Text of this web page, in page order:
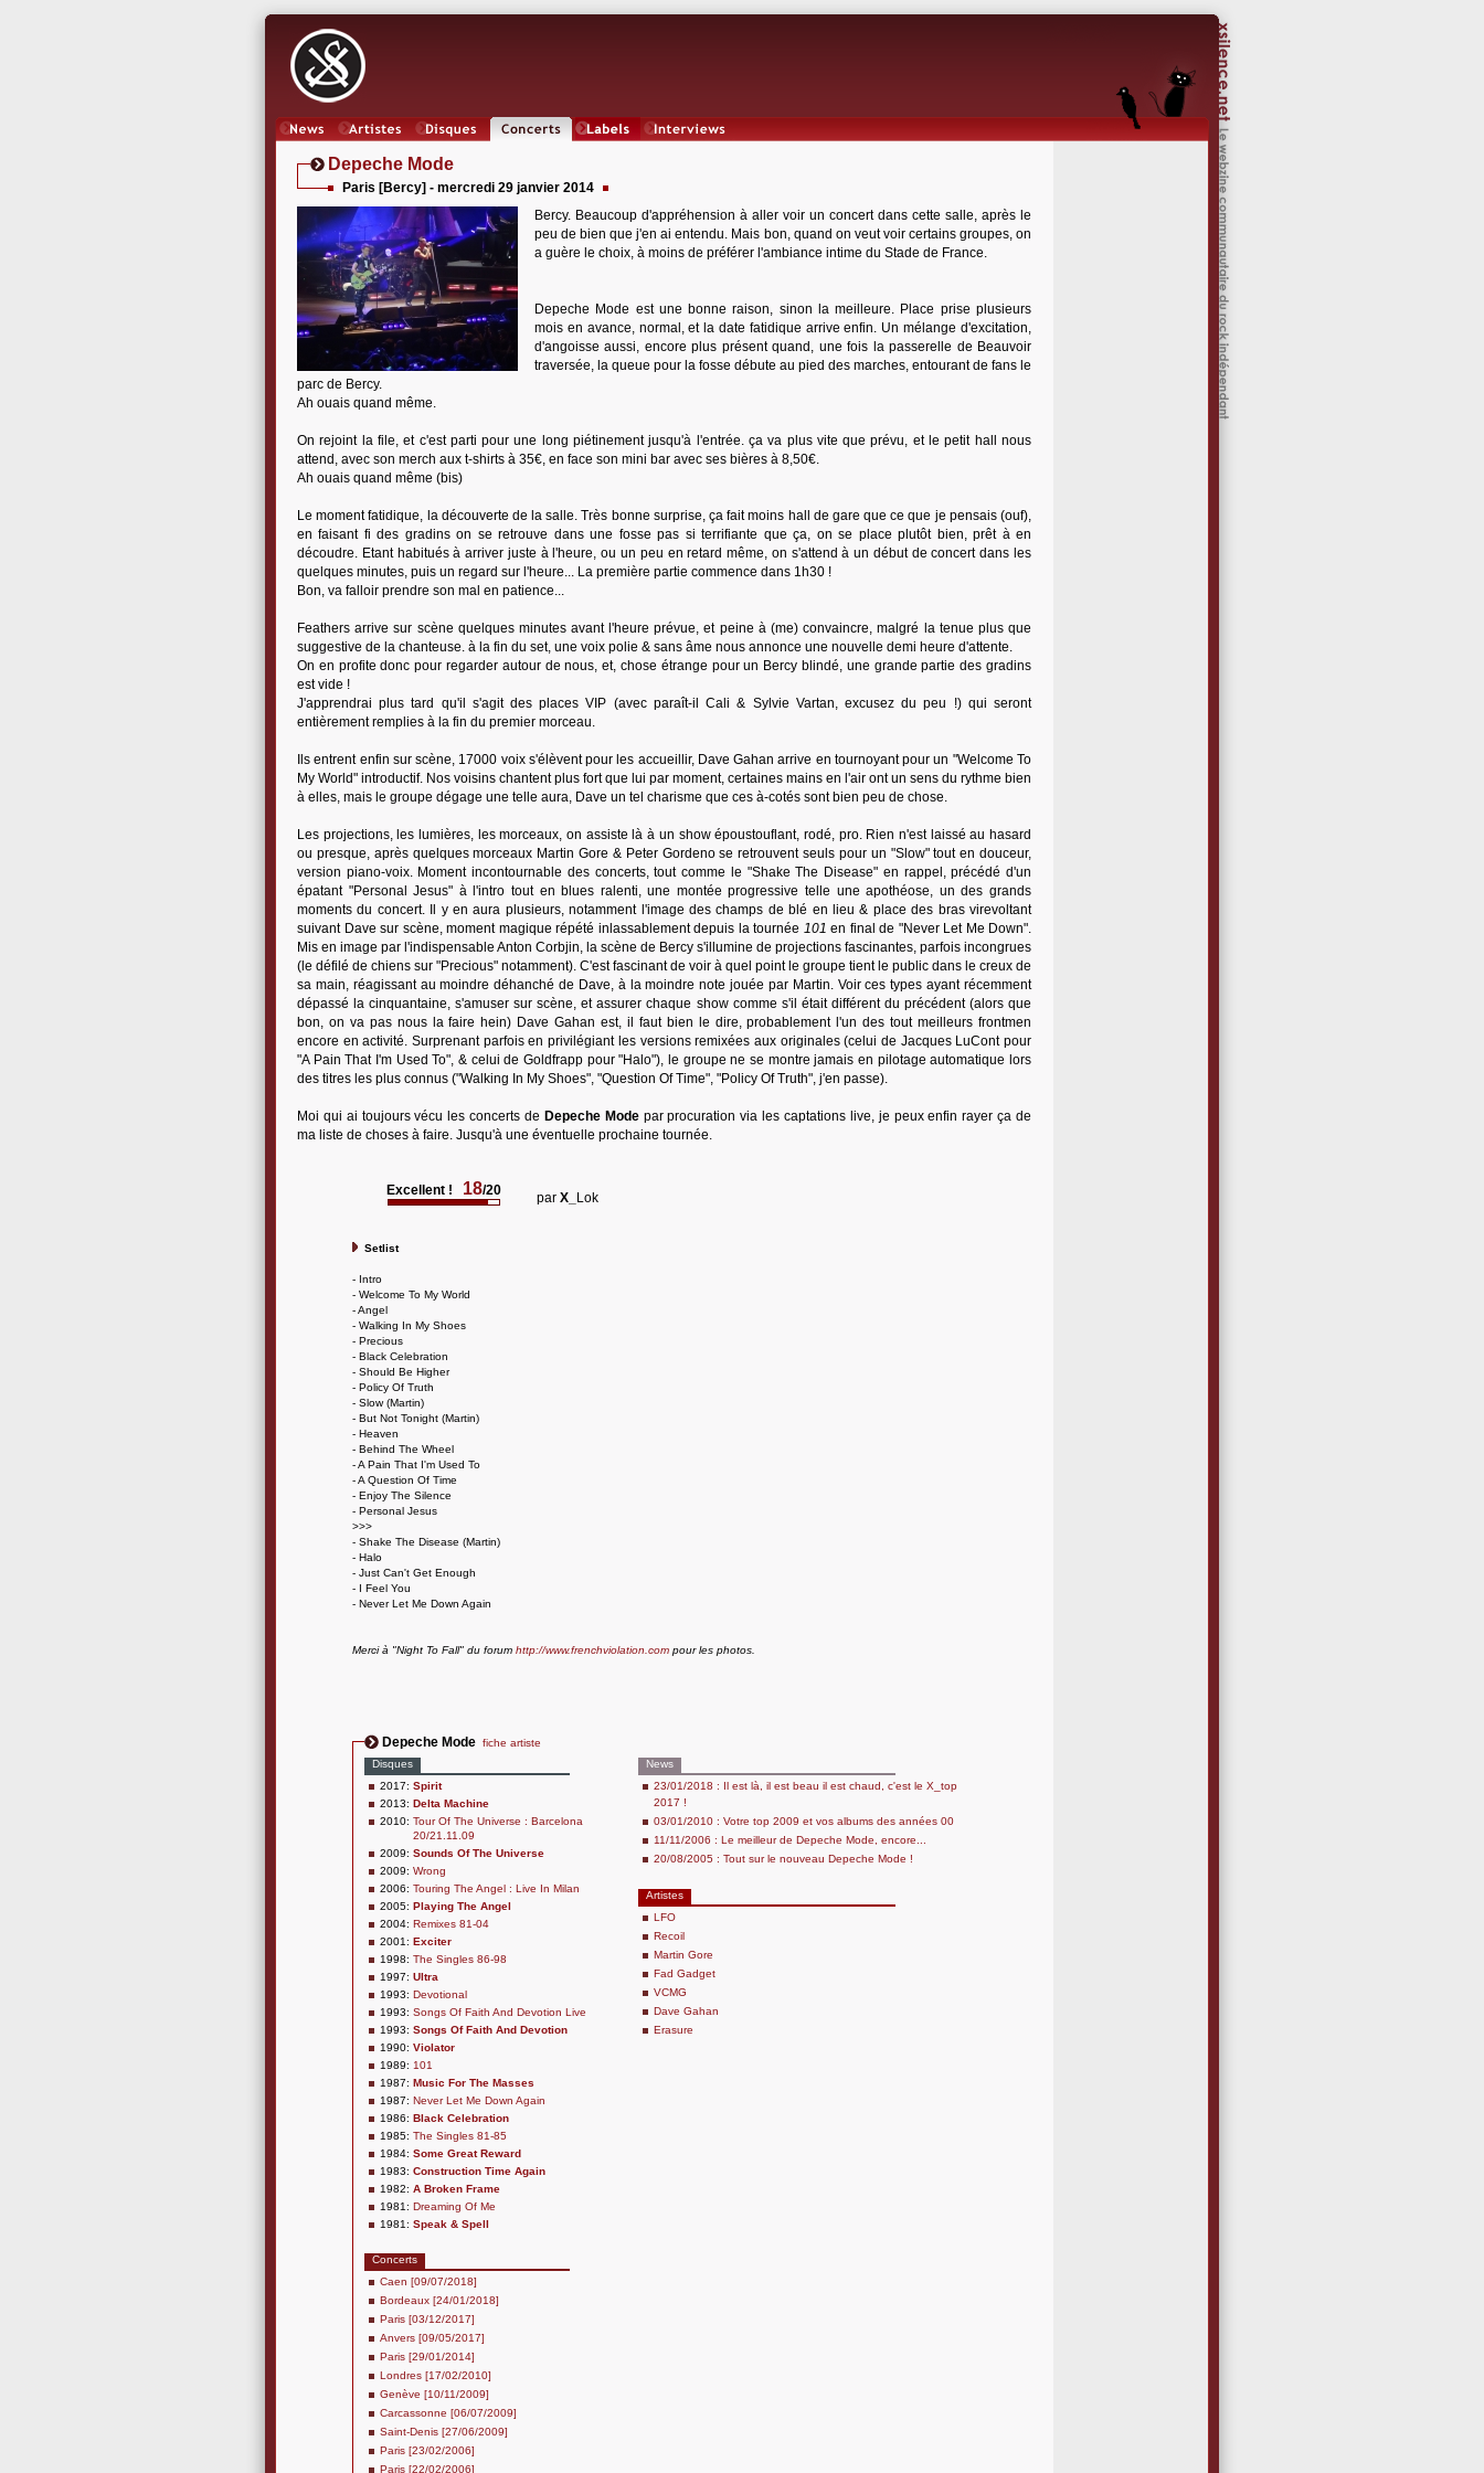
Depeche Mode
Paris [Bercy] - mercredi 29 janvier 2014
Bercy. Beaucoup d'appréhension à aller voir un concert dans cette salle, après le
peu de bien que j'en ai entendu. Mais bon, quand on veut voir certains groupes, on
a guère le choix, à moins de préférer l'ambiance intime du Stade de France.
Depeche Mode est une bonne raison, sinon la meilleure. Place prise plusieurs
mois en avance, normal, et la date fatidique arrive enfin. Un mélange d'excitation,
d'angoisse aussi, encore plus présent quand, une fois la passerelle de Beauvoir
traversée, la queue pour la fosse débute au pied des marches, entourant de fans le
parc de Bercy.
Ah ouais quand même.
On rejoint la file, et c'est parti pour une long piétinement jusqu'à l'entrée. ça va plus vite que prévu, et le petit hall nous
attend, avec son merch aux t-shirts à 35€, en face son mini bar avec ses bières à 8,50€.
Ah ouais quand même (bis)
Le moment fatidique, la découverte de la salle. Très bonne surprise, ça fait moins hall de gare que ce que je pensais (ouf),
en faisant fi des gradins on se retrouve dans une fosse pas si terrifiante que ça, on se place plutôt bien, prêt à en
découdre. Etant habitués à arriver juste à l'heure, ou un peu en retard même, on s'attend à un début de concert dans les
quelques minutes, puis un regard sur l'heure... La première partie commence dans 1h30 !
Bon, va falloir prendre son mal en patience...
Feathers arrive sur scène quelques minutes avant l'heure prévue, et peine à (me) convaincre, malgré la tenue plus que
suggestive de la chanteuse. à la fin du set, une voix polie & sans âme nous annonce une nouvelle demi heure d'attente.
On en profite donc pour regarder autour de nous, et, chose étrange pour un Bercy blindé, une grande partie des gradins
est vide !
J'apprendrai plus tard qu'il s'agit des places VIP (avec paraît-il Cali & Sylvie Vartan, excusez du peu !) qui seront
entièrement remplies à la fin du premier morceau.
Ils entrent enfin sur scène, 17000 voix s'élèvent pour les accueillir, Dave Gahan arrive en tournoyant pour un "Welcome To
My World" introductif. Nos voisins chantent plus fort que lui par moment, certaines mains en l'air ont un sens du rythme bien
à elles, mais le groupe dégage une telle aura, Dave un tel charisme que ces à-cotés sont bien peu de chose.
Les projections, les lumières, les morceaux, on assiste là à un show époustouflant, rodé, pro. Rien n'est laissé au hasard
ou presque, après quelques morceaux Martin Gore & Peter Gordeno se retrouvent seuls pour un "Slow" tout en douceur,
version piano-voix. Moment incontournable des concerts, tout comme le "Shake The Disease" en rappel, précédé d'un
épatant "Personal Jesus" à l'intro tout en blues ralenti, une montée progressive telle une apothéose, un des grands
moments du concert. Il y en aura plusieurs, notamment l'image des champs de blé en lieu & place des bras virevoltant
suivant Dave sur scène, moment magique répété inlassablement depuis la tournée 101 en final de "Never Let Me Down".
Mis en image par l'indispensable Anton Corbjin, la scène de Bercy s'illumine de projections fascinantes, parfois incongrues
(le défilé de chiens sur "Precious" notamment). C'est fascinant de voir à quel point le groupe tient le public dans le creux de
sa main, réagissant au moindre déhanché de Dave, à la moindre note jouée par Martin. Voir ces types ayant récemment
dépassé la cinquantaine, s'amuser sur scène, et assurer chaque show comme s'il était différent du précédent (alors que
bon, on va pas nous la faire hein) Dave Gahan est, il faut bien le dire, probablement l'un des tout meilleurs frontmen
encore en activité. Surprenant parfois en privilégiant les versions remixées aux originales (celui de Jacques LuCont pour
"A Pain That I'm Used To", & celui de Goldfrapp pour "Halo"), le groupe ne se montre jamais en pilotage automatique lors
des titres les plus connus ("Walking In My Shoes", "Question Of Time", "Policy Of Truth", j'en passe).
Moi qui ai toujours vécu les concerts de Depeche Modepar procuration via les captations live, je peux enfin rayer ça de
ma liste de choses à faire. Jusqu'à une éventuelle prochaine tournée.
Excellent ! 18/20 par X_ Lok
Setlist
- Intro
- Welcome To My World
- Angel
- Walking In My Shoes
- Precious
- Black Celebration
- Should Be Higher
- Policy Of Truth
- Slow (Martin)
- But Not Tonight (Martin)
- Heaven
- Behind The Wheel
- A Pain That I'm Used To
- A Question Of Time
- Enjoy The Silence
- Personal Jesus
>>>
- Shake The Disease (Martin)
- Halo
- Just Can't Get Enough
- I Feel You
- Never Let Me Down Again
Merci à "Night To Fall" du forum http://www.frenchviolation.com pour les photos.
Depeche Mode fiche artiste
Disques
2017: Spirit
2013: Delta Machine
2010: Tour Of The Universe : Barcelona
20/21.11.09
2009: Sounds Of The Universe
2009: Wrong
2006: Touring The Angel : Live In Milan
2005: Playing The Angel
2004: Remixes 81-04
2001: Exciter
1998: The Singles 86-98
1997: Ultra
1993: Devotional
1993: Songs Of Faith And Devotion Live
1993: Songs Of Faith And Devotion
1990: Violator
1989: 101
1987: Music For The Masses
1987: Never Let Me Down Again
1986: Black Celebration
1985: The Singles 81-85
1984: Some Great Reward
1983: Construction Time Again
1982: A Broken Frame
1981: Dreaming Of Me
1981: Speak & Spell
Concerts
Caen [09/07/2018]
Bordeaux [24/01/2018]
Paris [03/12/2017]
Anvers [09/05/2017]
Paris [29/01/2014]
Londres [17/02/2010]
Genève [10/11/2009]
Carcassonne [06/07/2009]
Saint-Denis [27/06/2009]
Paris [23/02/2006]
Paris [22/02/2006]
News
23/01/2018 : Il est là, il est beau il est chaud, c'est le X_top
2017 !
03/01/2010 : Votre top 2009 et vos albums des années 00
11/11/2006 : Le meilleur de Depeche Mode, encore...
20/08/2005 : Tout sur le nouveau Depeche Mode !
Artistes
LFO
Recoil
Martin Gore
Fad Gadget
VCMG
Dave Gahan
Erasure